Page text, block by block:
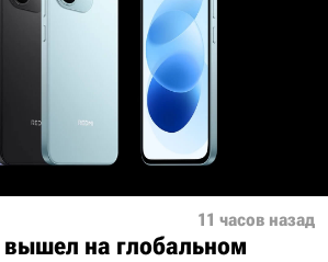
11 часов назад
вышел на глобальном